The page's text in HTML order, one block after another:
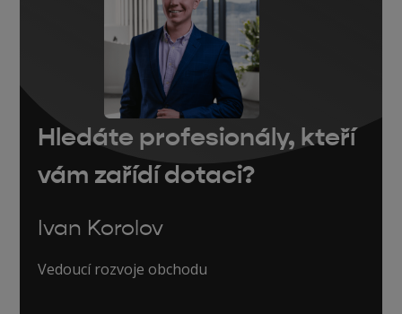
Hledáte profesionály, kteří
vám zařídí dotaci?
Ivan Korolov
Vedoucí rozvoje obchodu